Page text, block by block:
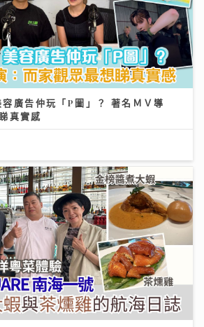
廣告仲玩「P圖」？ 著名ＭＶ導
真實感